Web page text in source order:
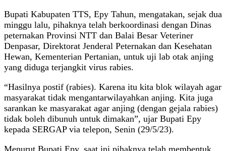
Bupati Kabupaten TTS, Epy Tahun, mengatakan, sejak dua
minggu lalu, pihaknya telah berkoordinasi dengan Dinas
peternakan Provinsi NTT dan Balai Besar Veteriner
Denpasar, Direktorat Jenderal Peternakan dan Kesehatan
Hewan, Kementerian Pertanian, untuk uji lab otak anjing
yang diduga terjangkit virus rabies.
“Hasilnya postif (rabies). Karena itu kita blok wilayah agar
masyarakat tidak mengantarwilayahkan anjing. Kita juga
sarankan ke masyarakat agar anjing (dengan gejala rabies)
tidak boleh dibunuh untuk dimakan”, ujar Bupati Epy
kepada SERGAP via telepon, Senin (29/5/23).
Menurut Bupati Epy, saat ini pihaknya telah membentuk